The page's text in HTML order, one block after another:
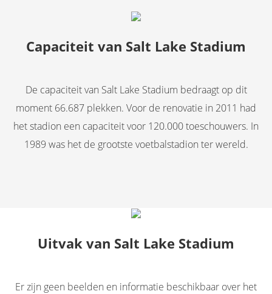
Capaciteit van Salt Lake Stadium
De capaciteit van Salt Lake Stadium bedraagt op dit
moment 66.687 plekken. Voor de renovatie in 2011 had
het stadion een capaciteit voor 120.000 toeschouwers. In
1989 was het de grootste voetbalstadion ter wereld.
Uitvak van Salt Lake Stadium
Er zijn geen beelden en informatie beschikbaar over het